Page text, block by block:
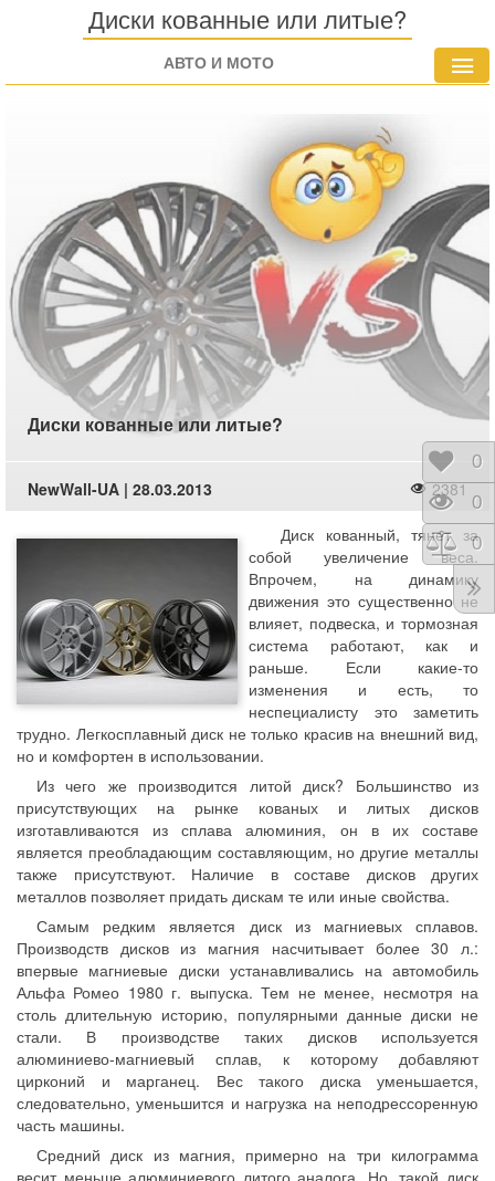
Диски кованные или литые?
АВТО И МОТО
Диски кованные или литые?
NewWall-UA | 28.03.2013 2381
Диск кованный, тянет за
собой увеличение веса.
Впрочем, на динамику
движения это существенно не
влияет, подвеска, и тормозная
система работают, как и
раньше. Если какие-то
изменения и есть, то
неспециалисту это заметить
трудно. Легкосплавный диск не только красив на внешний вид,
но и комфортен в использовании.
Из чего же производится литой диск? Большинство из
присутствующих на рынке кованых и литых дисков
изготавливаются из сплава алюминия, он в их составе
является преобладающим составляющим, но другие металлы
также присутствуют. Наличие в составе дисков других
металлов позволяет придать дискам те или иные свойства.
Самым редким является диск из магниевых сплавов.
Производств дисков из магния насчитывает более 30 л.:
впервые магниевые диски устанавливались на автомобиль
Альфа Ромео 1980 г. выпуска. Тем не менее, несмотря на
столь длительную историю, популярными данные диски не
стали. В производстве таких дисков используется
алюминиево-магниевый сплав, к которому добавляют
цирконий и марганец. Вес такого диска уменьшается,
следовательно, уменьшится и нагрузка на неподрессоренную
часть машины.
Средний диск из магния, примерно на три килограмма
весит меньше алюминиевого литого аналога. Но, такой диск
0
0
0